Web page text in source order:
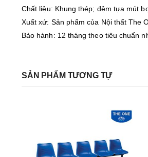
Chất liệu: Khung thép; đệm tựa mút
Xuất xứ: Sản phẩm của Nội thất The
Bảo hành: 12 tháng theo tiêu chuẩn
SẢN PHẨM TƯƠNG TỰ